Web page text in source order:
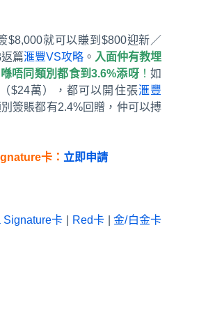
$8,000就可以賺到$800迎新／
篇滙豐VS攻略 。 入面仲有教埋
唔同類別都食到3.6%添呀！如
$24萬），都可以開住張滙豐
簽賬都有2.4%回贈，仲可以搏
卡： 立即申請
Signature卡 Red卡
金/白金卡